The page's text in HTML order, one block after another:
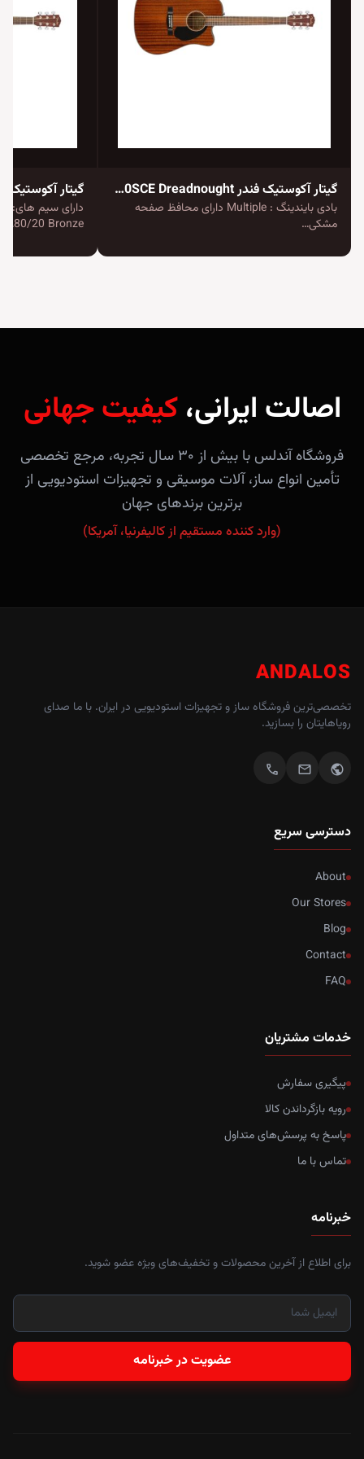
گیتار آکوستیک فندر CD-60SCE Dreadnought
بادی بایندینگ : Multiple دارای محافظ صفحه
مشکی…
80/20 Bronze…
اصالت ایرانی،کیفیت جهانی
فروشگاه آندلس با بیش از ۳۰ سال تجربه، مرجع تخصصی
تأمین انواع ساز، آلات موسیقی و تجهیزات استودیویی از
برترین برندهای جهان
(وارد کننده مستقیم از کالیفرنیا، آمریکا)
ANDALOS
تخصصی‌ترین فروشگاه ساز و تجهیزات استودیویی در ایران. با ما صدای
رویاهایتان را بسازید.
public
mail
call
دسترسی سریع
About
Our Stores
Blog
Contact
FAQ
خدمات مشتریان
پیگیری سفارش
رویه بازگرداندن کالا
پاسخ به پرسش‌های متداول
تماس با ما
خبرنامه
برای اطلاع از آخرین محصولات و تخفیف‌های ویژه عضو شوید.
عضویت در خبرنامه